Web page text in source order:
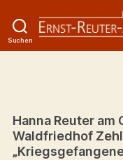
Suchen
Hanna Reuter am
Waldfriedhof